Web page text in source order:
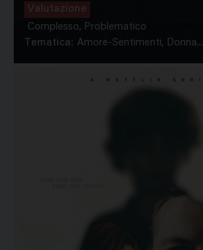
Valutazione
Complesso, Problematico
Tematica: Amore-Sentimenti, Donna...